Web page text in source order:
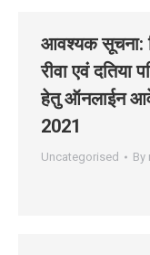
आवश्‍यक सूचना:
रीवा एवं दतिया
हेतु ऑनलाईन
2021
Uncategorised By